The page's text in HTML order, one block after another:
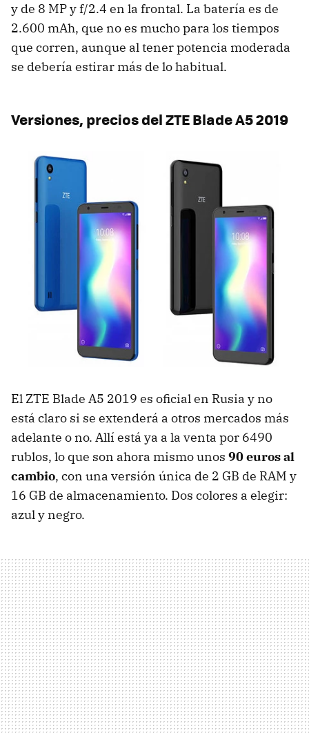
y de 8 MP y f/2.4 en la frontal. La batería es de
2.600 mAh, que no es mucho para los tiempos
que corren, aunque al tener potencia moderada
se debería estirar más de lo habitual.
Versiones, precios del ZTE Blade A5 2019
El ZTE Blade A5 2019 es oficial en Rusia y no
está claro si se extenderá a otros mercados más
adelante o no. Allí está ya a la venta por 6490
rublos, lo que son ahora mismo unos 90 euros al
cambio, con una versión única de 2 GB de RAM y
16 GB de almacenamiento. Dos colores a elegir:
azul y negro.